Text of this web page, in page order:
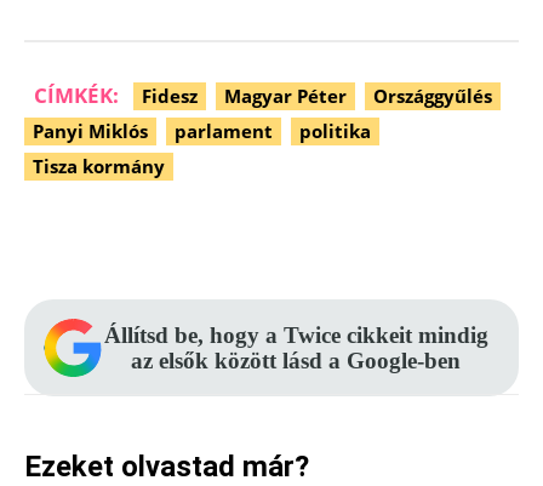
CÍMKÉK: Fidesz Magyar Péter
Országgyűlés
Panyi Miklós
parlament
politika
Tisza kormány
Állítsd be, hogy a Twice cikkeit mindig
az elsők között lásd a Google-ben
Ezeket olvastad már?